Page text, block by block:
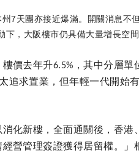
7天團亦接近爆滿。開關消息不
，大阪樓市仍具備大量增長空間
價去年升6.5% ，其中分層單
追求置業，但年輕一代開始
化新樓，全面通關後，香港
營管理簽證獲得居留權。」